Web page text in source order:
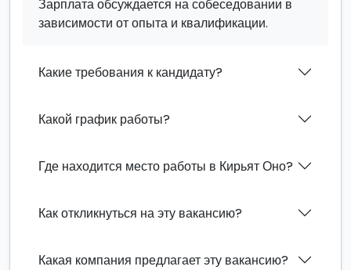
Зарплата обсуждается на собеседовании в
зависимости от опыта и квалификации.
Какие требования к кандидату?
Какой график работы?
Где находится место работы в Кирьят Оно?
Как откликнуться на эту вакансию?
Какая компания предлагает эту вакансию?